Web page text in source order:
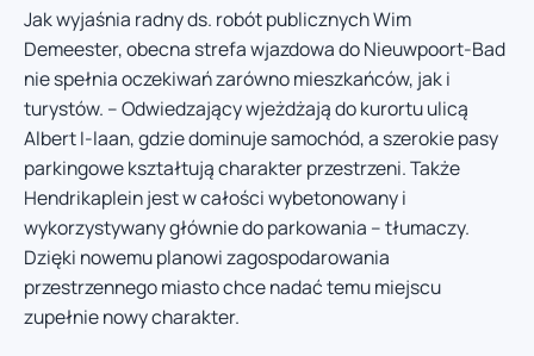
Jak wyjaśnia radny ds. robót publicznych Wim
Demeester, obecna strefa wjazdowa do Nieuwpoort-Bad
nie spełnia oczekiwań zarówno mieszkańców, jak i
turystów. – Odwiedzający wjeżdżają do kurortu ulicą
Albert I-laan, gdzie dominuje samochód, a szerokie pasy
parkingowe kształtują charakter przestrzeni. Także
Hendrikaplein jest w całości wybetonowany i
wykorzystywany głównie do parkowania – tłumaczy.
Dzięki nowemu planowi zagospodarowania
przestrzennego miasto chce nadać temu miejscu
zupełnie nowy charakter.